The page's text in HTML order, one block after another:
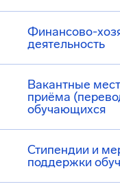
Финансово-
деятельность
Вакантные
приёма
обучающихся
Стипендии и
поддержки